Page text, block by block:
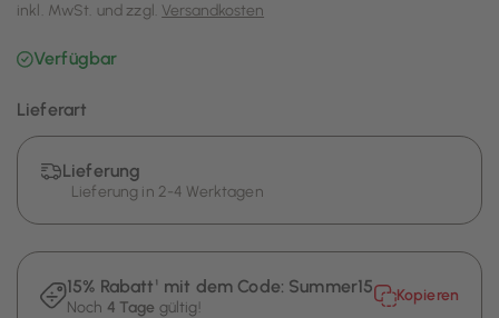
inkl. MwSt. und zzgl. Versandkosten
Verfügbar
Lieferart
Lieferung
Lieferung in 2-4 Werktagen
15% Rabatt¹ mit dem Code: Summer15
Noch 4 Tage gültig!
Kopieren